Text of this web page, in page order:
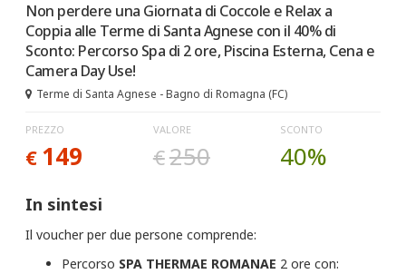
Non perdere una Giornata di Coccole e Relax a
Coppia alle Terme di Santa Agnese con il 40% di
Sconto: Percorso Spa di 2 ore, Piscina Esterna, Cena e
Camera Day Use!
Terme di Santa Agnese - Bagno di Romagna (FC)
PREZZO
€ 149
VALORE
€250
SCONTO
40%
In sintesi
Il voucher per due persone comprende:
Percorso SPA THERMAE ROMANAE 2 ore con: